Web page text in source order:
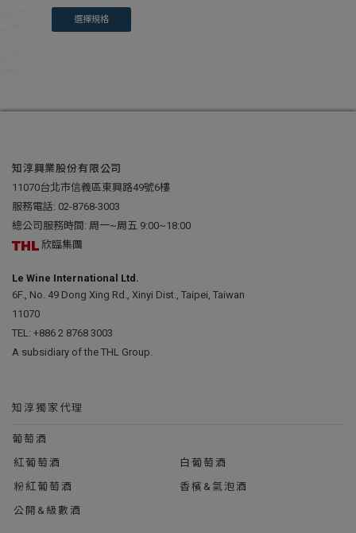
選擇規格
知淳興業股份有限公司
11070台北市信義區東興路49號6樓
服務電話: 02-8768-3003
總公司服務時間: 周一~周五 9:00~18:00
欣臨集團
Le Wine International Ltd.
6F., No. 49 Dong Xing Rd., Xinyi Dist., Taipei, Taiwan
11070
TEL: +886 2 8768 3003
A subsidiary of the THL Group.
知淳獨家代理
葡萄酒
紅葡萄酒
白葡萄酒
粉紅葡萄酒
香檳&氣泡酒
公開&級數酒